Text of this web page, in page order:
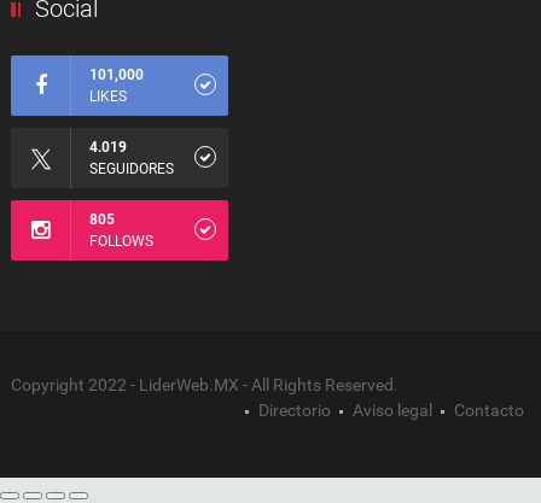
Social
101,000
LIKES
4.019
SEGUIDORES
805
FOLLOWS
Copyright 2022 - LiderWeb.MX - All Rights Reserved.
Directorio
Aviso legal Contacto